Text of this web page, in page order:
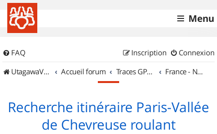
Menu
FAQ Connexion
Inscription
UtagawaVTT (Randos VTT et VTTAE avec traces GPS)
Accueil forum Traces GPS de randos VTT France - Nord Est
Recherche itinéraire Paris-Vallée
de Chevreuse roulant